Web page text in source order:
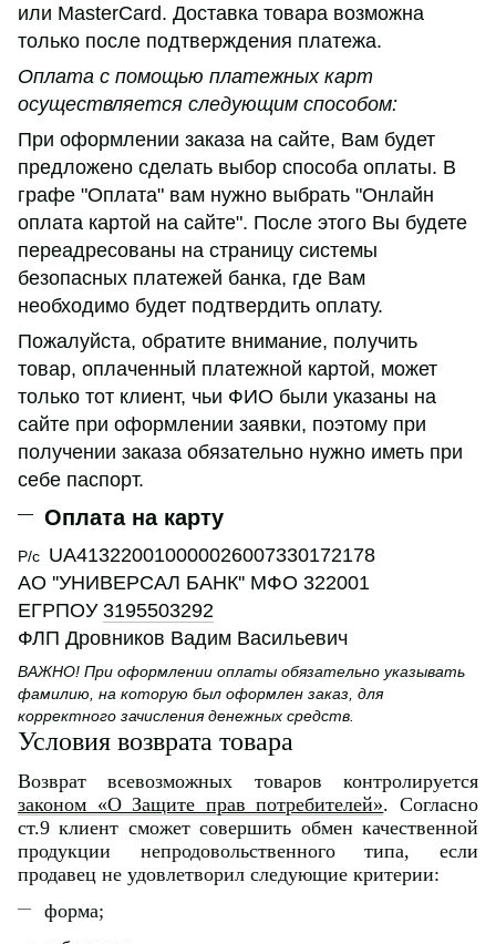
или MasterCard. Доставка товара возможна
только после подтверждения платежа.
Оплата с помощью платежных карт
осуществляется следующим способом:
При оформлении заказа на сайте, Вам будет
предложено сделать выбор способа оплаты. В
графе "Оплата" вам нужно выбрать "Онлайн
оплата картой на сайте". После этого Вы будете
переадресованы на страницу системы
безопасных платежей банка, где Вам
необходимо будет подтвердить оплату.
Пожалуйста, обратите внимание, получить
товар, оплаченный платежной картой, может
только тот клиент, чьи ФИО были указаны на
сайте при оформлении заявки, поэтому при
получении заказа обязательно нужно иметь при
себе паспорт.
Оплата на карту
Р/с UA413220010000026007330172178
АО ''УНИВЕРСАЛ БАНК'' МФО 322001
ЕГРПОУ 3195503292
ФЛП Дровников Вадим Васильевич
ВАЖНО! При оформлении оплаты обязательно указывать
фамилию, на которую был оформлен заказ, для
корректного зачисления денежных средств.
Условия возврата товара
Возврат всевозможных товаров контролируется
законом «О Защите прав потребителей». Согласно
ст.9 клиент сможет совершить обмен качественной
продукции непродовольственного типа, если
продавец не удовлетворил следующие критерии:
форма;